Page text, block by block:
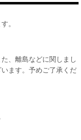
。
、離島などに関しまし
ます。予めご了承くだ